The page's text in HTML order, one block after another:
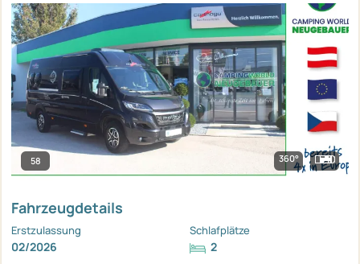
58 360°
Fahrzeugdetails
Erstzulassung
02/2026
Schlafplätze
2